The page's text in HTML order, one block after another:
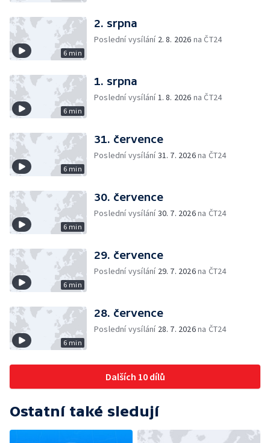
6 min
2. srpna
Poslední vysílání 2. 8. 2026 na ČT24
6 min
1. srpna
Poslední vysílání1. 8. 2026 na ČT24
6 min
31. července
Poslední vysílání31. 7. 2026na ČT24
6 min
30. července
Poslední vysílání30. 7. 2026na ČT24
6 min
29. července
Poslední vysílání 29. 7. 2026na ČT24
6 min
28. července
Poslední vysílání 28. 7. 2026na ČT24
Dalších 10 dílů
Ostatní také sledují